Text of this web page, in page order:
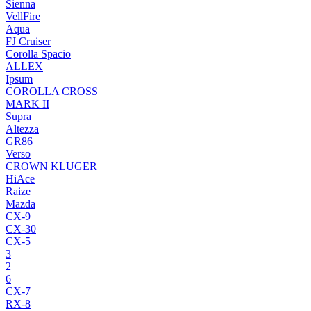
Sienna
VellFire
Aqua
FJ Cruiser
Corolla Spacio
ALLEX
Ipsum
COROLLA CROSS
MARK II
Supra
Altezza
GR86
Verso
CROWN KLUGER
HiAce
Raize
Mazda
CX-9
CX-30
CX-5
3
2
6
CX-7
RX-8